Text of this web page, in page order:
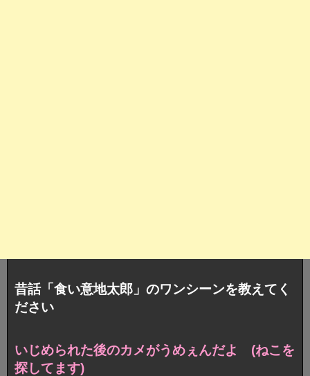
昔話「食い意地太郎」のワンシーンを教えてく
ださい
いじめられた後のカメがうめぇんだよ (ねこを
探してます)